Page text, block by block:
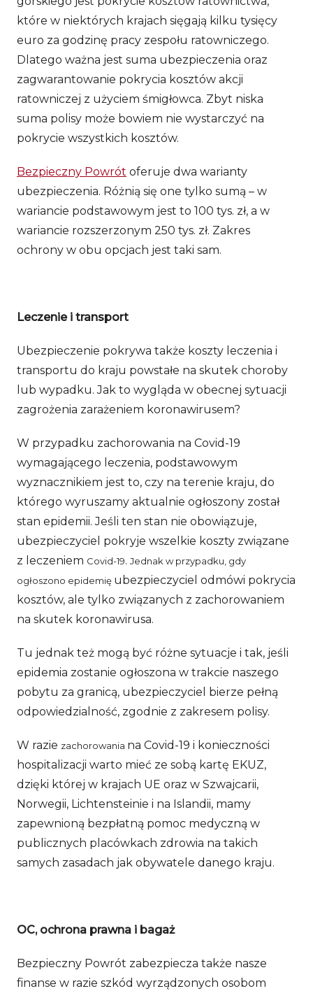
które w niektórych krajach sięgają kilku tysięcy
euro za godzinę pracy zespołu ratowniczego.
Dlatego ważna jest suma ubezpieczenia oraz
zagwarantowanie pokrycia kosztów akcji
ratowniczej z użyciem śmigłowca. Zbyt niska
suma polisy może bowiem nie wystarczyć na
pokrycie wszystkich kosztów.
Bezpieczny Powrót oferuje dwa warianty
ubezpieczenia. Różnią się one tylko sumą – w
wariancie podstawowym jest to 100 tys. zł, a w
wariancie rozszerzonym 250 tys. zł. Zakres
ochrony w obu opcjach jest taki sam.
Leczenie i transport
Ubezpieczenie pokrywa także koszty leczenia i
transportu do kraju powstałe na skutek choroby
lub wypadku. Jak to wygląda w obecnej sytuacji
zagrożenia zarażeniem koronawirusem?
W przypadku zachorowania na Covid-19
wymagającego leczenia, podstawowym
wyznacznikiem jest to, czy na terenie kraju, do
którego wyruszamy aktualnie ogłoszony został
stan epidemii. Jeśli ten stan nie obowiązuje,
ubezpieczyciel pokryje wszelkie koszty związane
z leczeniem Covid-19. Jednak w przypadku, gdy
ogłoszono epidemię ubezpieczyciel odmówi pokrycia
kosztów, ale tylko związanych z zachorowaniem
na skutek koronawirusa.
Tu jednak też mogą być różne sytuacje i tak, jeśli
epidemia zostanie ogłoszona w trakcie naszego
pobytu za granicą, ubezpieczyciel bierze pełną
odpowiedzialność, zgodnie z zakresem polisy.
W razie zachorowania na Covid-19 i konieczności
hospitalizacji warto mieć ze sobą kartę EKUZ,
dzięki której w krajach UE oraz w Szwajcarii,
Norwegii, Lichtensteinie i na Islandii, mamy
zapewnioną bezpłatną pomoc medyczną w
publicznych placówkach zdrowia na takich
samych zasadach jak obywatele danego kraju.
OC, ochrona prawna i bagaż
Bezpieczny Powrót zabezpiecza także nasze
finanse w razie szkód wyrządzonych osobom